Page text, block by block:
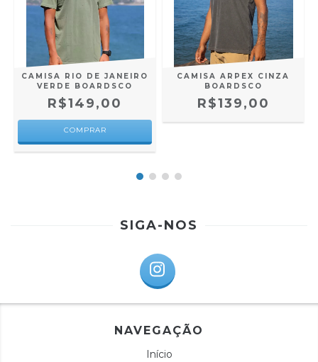
CAMISA RIO DE JANEIRO
VERDE BOARDSCO
R$149,00
COMPRAR
CAMISA ARPEX CINZA
BOARDSCO
R$139,00
SIGA-NOS
NAVEGAÇÃO
Início